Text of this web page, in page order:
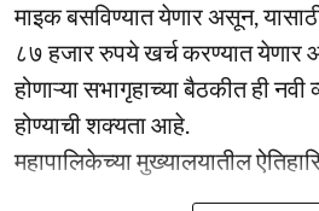
माइक बसविण्यात येणार असून,
८७ हजार रुपये खर्च करण्यात येणार
होणाऱ्या सभागृहाच्या बैठकीत ही नवी
होण्याची शक्यता आहे.
महापालिकेच्या मुख्यालयातील